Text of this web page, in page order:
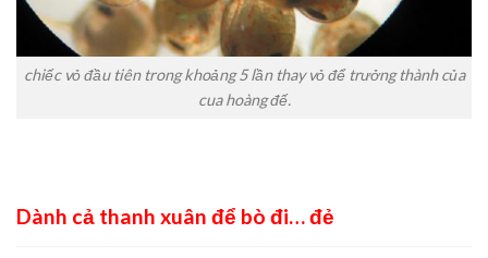
chiếc vỏ đầu tiên trong khoảng 5 lần thay vỏ để trưởng thành của
cua hoàng đế.
Dành cả thanh xuân để bò đi… đẻ